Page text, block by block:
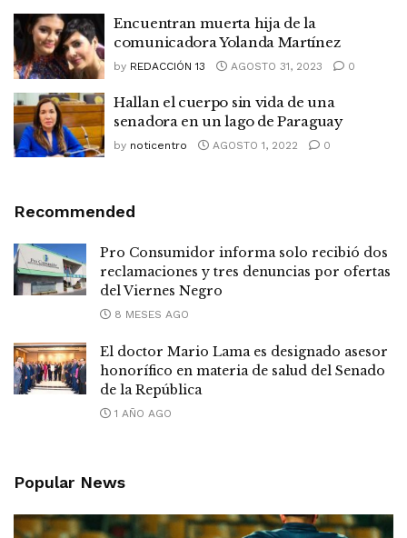
Encuentran muerta hija de la
comunicadora Yolanda Martínez
by REDACCIÓN 13 AGOSTO 31, 2023 0
Hallan el cuerpo sin vida de una
senadora en un lago de Paraguay
by noticentro AGOSTO 1, 2022 0
Recommended
Pro Consumidor informa solo recibió dos
reclamaciones y tres denuncias por ofertas
del Viernes Negro
8 MESES AGO
El doctor Mario Lama es designado asesor
honorífico en materia de salud del Senado
de la República
1 AÑO AGO
Popular News